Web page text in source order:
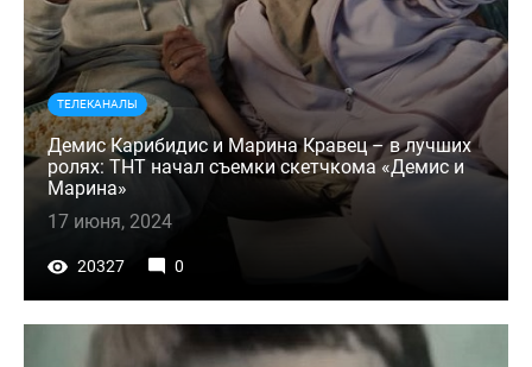
ТЕЛЕКАНАЛЫ
Демис Карибидис и Марина Кравец – в лучших
ролях: ТНТ начал съемки скетчкома «Демис и
Марина»
17 июня, 2024
20327 0